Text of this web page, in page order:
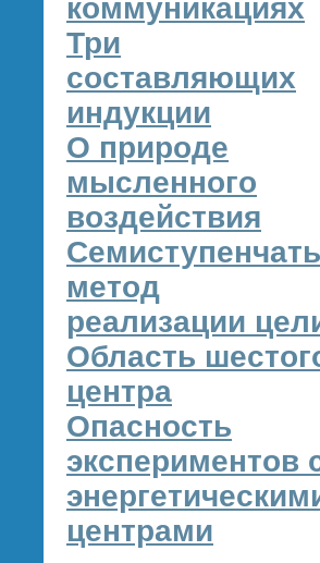
коммуникациях
Три
составляющих
индукции
О природе
мысленного
воздействия
метод
реализации
Область
центра
Опасность
экспериментов
центрами